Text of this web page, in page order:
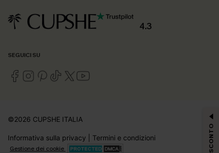
4.3
SEGUICI SU
©2026 CUPSHE ITALIA
Informativa sulla privacy Termini e condizioni
Gestione dei cookie